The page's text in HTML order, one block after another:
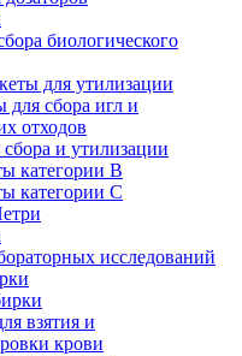
биологического
для утилизации
для сбора игл и
отходов
и утилизации
категории B
категории C
исследований
взятия и
крови